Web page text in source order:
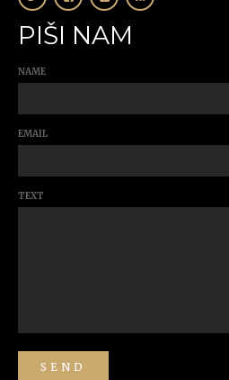
PIŠI NAM
NAME
EMAIL
TEXT